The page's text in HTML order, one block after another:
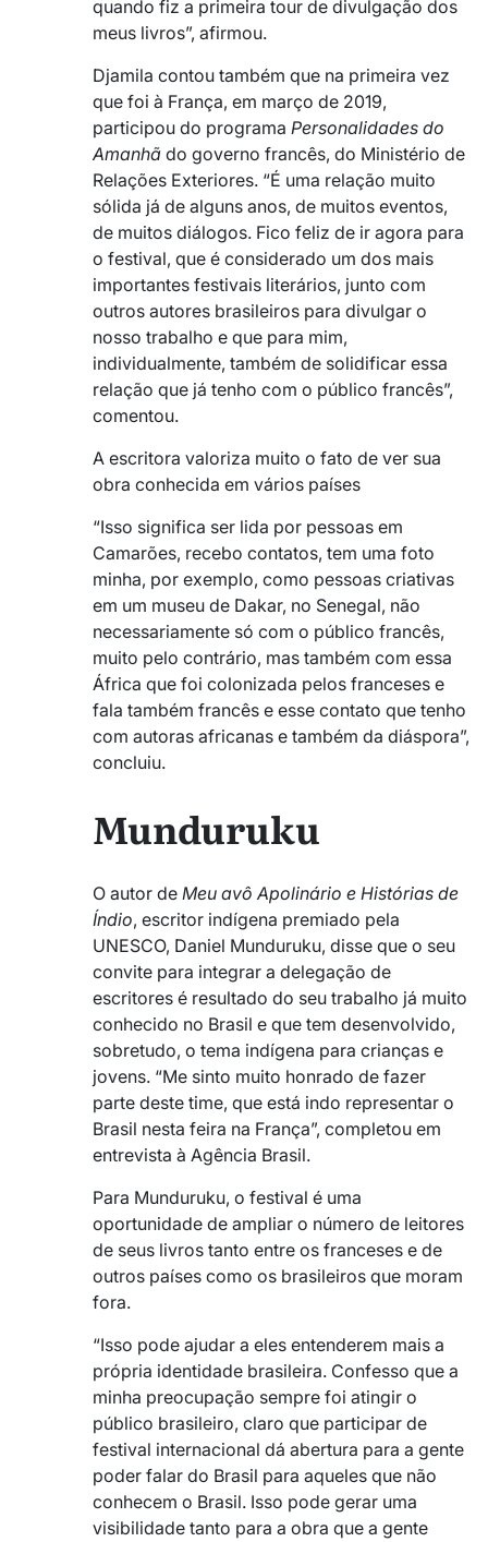
quando fiz a primeira tour de divulgação dos
meus livros”, afirmou.
Djamila contou também que na primeira vez
que foi à França, em março de 2019,
participou do programa Personalidades do
Amanhã do governo francês, do Ministério de
Relações Exteriores. “É uma relação muito
sólida já de alguns anos, de muitos eventos,
de muitos diálogos. Fico feliz de ir agora para
o festival, que é considerado um dos mais
importantes festivais literários, junto com
outros autores brasileiros para divulgar o
nosso trabalho e que para mim,
individualmente, também de solidificar essa
relação que já tenho com o público francês”,
comentou.
A escritora valoriza muito o fato de ver sua
obra conhecida em vários países
“Isso significa ser lida por pessoas em
Camarões, recebo contatos, tem uma foto
minha, por exemplo, como pessoas criativas
em um museu de Dakar, no Senegal, não
necessariamente só com o público francês,
muito pelo contrário, mas também com essa
África que foi colonizada pelos franceses e
fala também francês e esse contato que tenho
com autoras africanas e também da diáspora”,
concluiu.
Munduruku
O autor de Meu avô Apolinário e Histórias de
Índio, escritor indígena premiado pela
UNESCO, Daniel Munduruku, disse que o seu
convite para integrar a delegação de
escritores é resultado do seu trabalho já muito
conhecido no Brasil e que tem desenvolvido,
sobretudo, o tema indígena para crianças e
jovens. “Me sinto muito honrado de fazer
parte deste time, que está indo representar o
Brasil nesta feira na França”, completou em
entrevista à Agência Brasil.
Para Munduruku, o festival é uma
oportunidade de ampliar o número de leitores
de seus livros tanto entre os franceses e de
outros países como os brasileiros que moram
fora.
“Isso pode ajudar a eles entenderem mais a
própria identidade brasileira. Confesso que a
minha preocupação sempre foi atingir o
público brasileiro, claro que participar de
festival internacional dá abertura para a gente
poder falar do Brasil para aqueles que não
conhecem o Brasil. Isso pode gerar uma
visibilidade tanto para a obra que a gente